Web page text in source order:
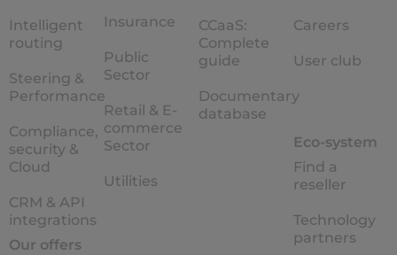
Intelligent
routing
Steering &
Performance
Compliance,
security &
Cloud
CRM & API
integrations
Our offers
Insurance
Public
Sector
Retail & E-
commerce
Sector
Utilities
CCaaS:
Complete
guide
Documentary
database
Careers
User club
Eco-system
Find a
reseller
Technology
partners